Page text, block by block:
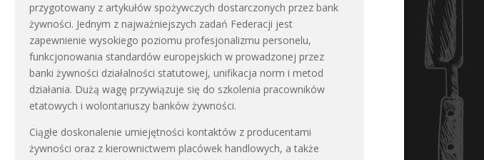
przygotowany z artykułów spożywczych dostarczonych przez bank
żywności. Jednym z najważniejszych zadań Federacji jest
zapewnienie wysokiego poziomu profesjonalizmu personelu,
funkcjonowania standardów europejskich w prowadzonej przez
banki żywności działalności statutowej, unifikacja norm i metod
działania. Dużą wagę przywiązuje się do szkolenia pracowników
etatowych i wolontariuszy banków żywności.
Ciągłe doskonalenie umiejętności kontaktów z producentami
żywności oraz z kierownictwem placówek handlowych, a także